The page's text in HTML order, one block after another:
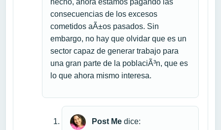
hecho, ahora estamos pagando las
consecuencias de los excesos
cometidos aÃ±os pasados. Sin
embargo, no hay que olvidar que es un
sector capaz de generar trabajo para
una gran parte de la poblaciÃ³n, que es
lo que ahora mismo interesa.
Post Me dice: